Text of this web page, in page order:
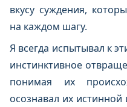
вкусу суждения,
на каждом шагу.
Я всегда испытывал к
инстинктивное
понимая их
осознавал их